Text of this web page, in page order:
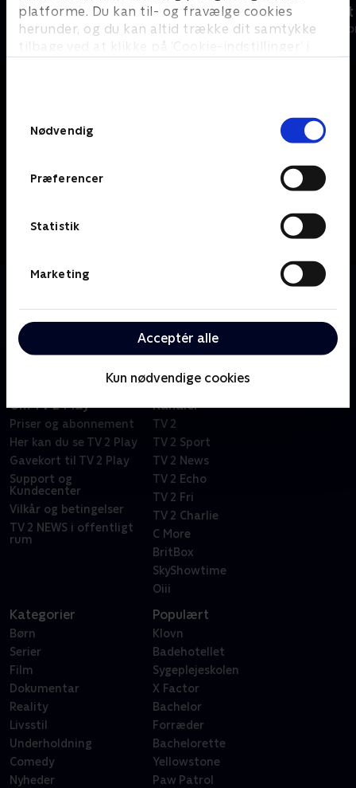
platforme. Du kan til- og fravælge cookies
herunder, og du kan altid trække dit samtykke
tilbage ved at klikke på ’Cookie-indstillinger’ i
Nødvendig
Præferencer
Statistik
Marketing
Acceptér alle
Kun nødvendige cookies
Happy fucking Pride
Drama • 1 sæsoner
Fake Patient
Drama • 1
sættes på kollisionskurs.
Om TV 2 Play
Priser og abonnement
Her kan du se TV 2 Play
Gavekort til TV 2 Play
Support og
Kundecenter
Vilkår og betingelser
TV 2 NEWS i offentligt
rum
Kanaler
TV 2
TV 2 Sport
TV 2 News
TV 2 Echo
TV 2 Fri
TV 2 Charlie
C More
BritBox
SkyShowtime
Oiii
Kategorier
Børn
Serier
Film
Dokumentar
Reality
Livsstil
Underholdning
Comedy
Nyheder
Populært
Klovn
Badehotellet
Sygeplejeskolen
X Factor
Bachelor
Forræder
Bachelorette
Yellowstone
Paw Patrol